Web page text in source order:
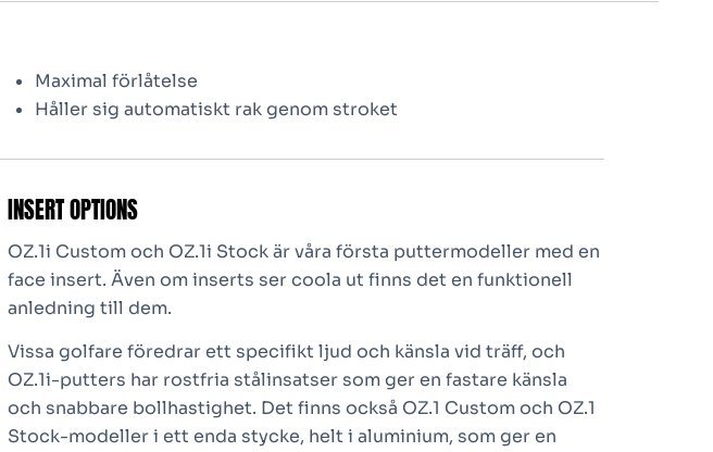
Maximal förlåtelse
Håller sig automatiskt rak genom stroket
INSERT OPTIONS
OZ.1i Custom och OZ.1i Stock är våra första puttermodeller med en
face insert. Även om inserts ser coola ut finns det en funktionell
anledning till dem.
Vissa golfare föredrar ett specifikt ljud och känsla vid träff, och
OZ.1i-putters har rostfria stålinsatser som ger en fastare känsla
och snabbare bollhastighet. Det finns också OZ.1 Custom och OZ.1
Stock-modeller i ett enda stycke, helt i aluminium, som ger en